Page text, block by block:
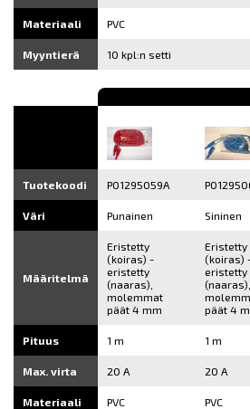
Materiaali PVC
Myyntierä 10 kpl:n setti
Tuotekoodi P01295059A
Väri Punainen Sininen
Määritelmä
Eristetty
(koiras) -
eristetty
(naaras),
molemmat
päät 4 mm
Eristetty
(koiras)
eristetty
(naaras),
päät 4
Pituus 1 m 1 m
Max. virta 20 A 20 A
Materiaali PVC PVC